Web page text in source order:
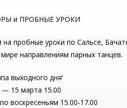
и ПРОБНЫЕ УРОКИ
на пробные уроки по Сальсе,
направлениям парных танцев.
выходного дня’
15 марта 15.00
воскресеньям 15.00-17.00